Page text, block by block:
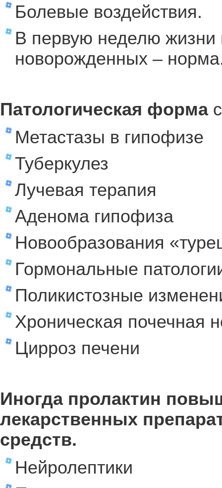
Болевые воздействия.
В первую неделю жизни
новорожденных –
Патологическая форма
Метастазы в гипофизе
Туберкулез
Лучевая терапия
Аденома гипофиза
Новообразования
Гормональные
Поликистозные
Хроническая почечная
Цирроз печени
Иногда пролактин
лекарственных
средств.
Нейролептики